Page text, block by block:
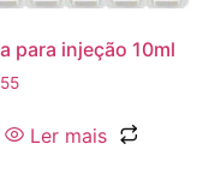
para injeção 10ml
Ler mais